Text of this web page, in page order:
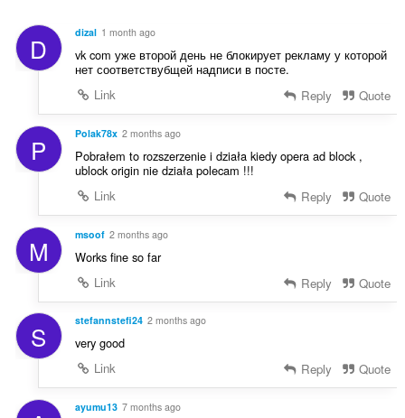
y
g
:
D dizal 1 month ago
vk com уже второй день не блокирует рекламу у которой
нет соответствубщей надписи в посте.
Link
Reply Quote
P Polak78x 2 months ago
Pobrałem to rozszerzenie i działa kiedy opera ad block ,
ublock origin nie działa polecam !!!
Link
Reply Quote
M msoof 2 months ago
Works fine so far
Link
Reply Quote
S stefannstefi24 2 months ago
very good
Link
Reply Quote
ayumu13 7 months ago